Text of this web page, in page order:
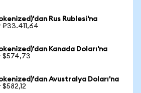
Rus Rublesi'na
₽33.411,64
Kanada Doları'na
$574,73
Avustralya Doları'na